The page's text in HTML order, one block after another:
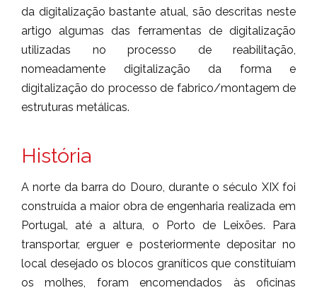
da digitalização bastante atual, são descritas neste
artigo algumas das ferramentas de digitalização
utilizadas no processo de reabilitação,
nomeadamente digitalização da forma e
digitalização do processo de fabrico/montagem de
estruturas metálicas.
História
A norte da barra do Douro, durante o século XIX foi
construída a maior obra de engenharia realizada em
Portugal, até a altura, o Porto de Leixões. Para
transportar, erguer e posteriormente depositar no
local desejado os blocos graníticos que constituíam
os molhes, foram encomendados às oficinas